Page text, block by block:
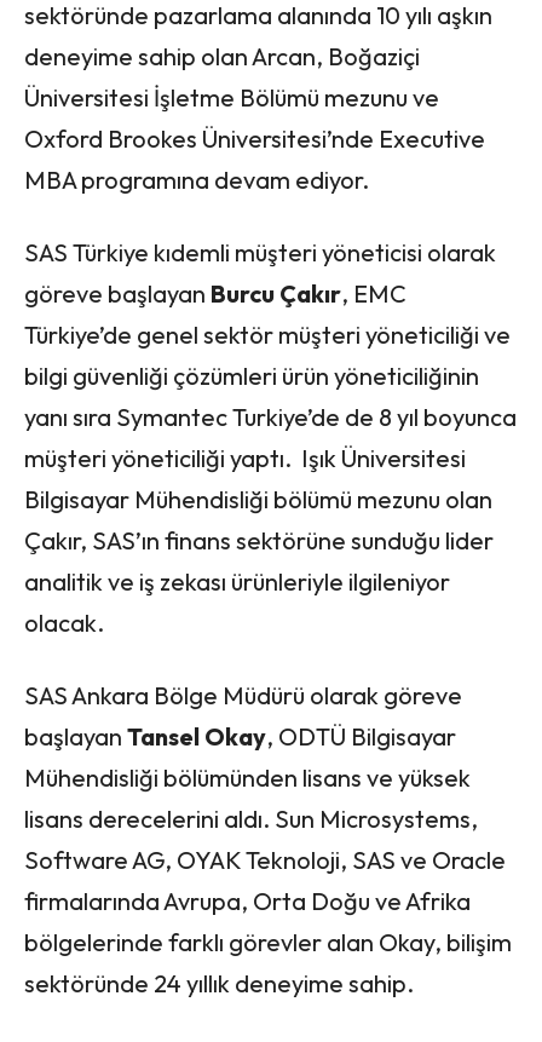
sektöründe pazarlama alanında 10 yılı aşkın
deneyime sahip olan Arcan, Boğaziçi
Üniversitesi İşletme Bölümü mezunu ve
Oxford Brookes Üniversitesi’nde Executive
MBA programına devam ediyor.
SAS Türkiye kıdemli müşteri yöneticisi olarak
göreve başlayan Burcu Çakır, EMC
Türkiye’de genel sektör müşteri yöneticiliği ve
bilgi güvenliği çözümleri ürün yöneticiliğinin
yanı sıra Symantec Turkiye’de de 8 yıl boyunca
müşteri yöneticiliği yaptı. Işık Üniversitesi
Bilgisayar Mühendisliği bölümü mezunu olan
Çakır, SAS’ın finans sektörüne sunduğu lider
analitik ve iş zekası ürünleriyle ilgileniyor
olacak.
SAS Ankara Bölge Müdürü olarak göreve
başlayan Tansel Okay, ODTÜ Bilgisayar
Mühendisliği bölümünden lisans ve yüksek
lisans derecelerini aldı. Sun Microsystems,
Software AG, OYAK Teknoloji, SAS ve Oracle
firmalarında Avrupa, Orta Doğu ve Afrika
bölgelerinde farklı görevler alan Okay, bilişim
sektöründe 24 yıllık deneyime sahip.